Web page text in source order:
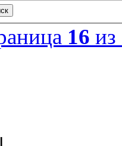
16 из